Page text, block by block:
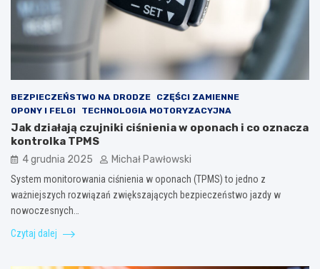
BEZPIECZEŃSTWO NA DRODZE
CZĘŚCI ZAMIENNE
OPONY I FELGI
TECHNOLOGIA MOTORYZACYJNA
Jak działają czujniki ciśnienia w oponach i co oznacza
kontrolka TPMS
4 grudnia 2025 Michał Pawłowski
System monitorowania ciśnienia w oponach (TPMS) to jedno z
ważniejszych rozwiązań zwiększających bezpieczeństwo jazdy w
nowoczesnych…
Czytaj dalej